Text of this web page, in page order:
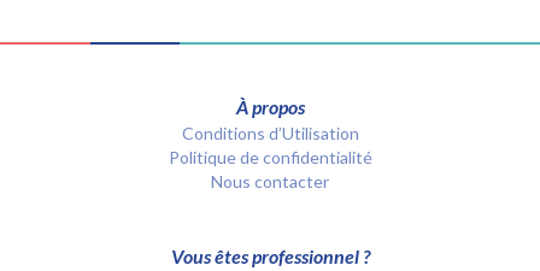
À propos
Conditions d’Utilisation
Politique de confidentialité
Nous contacter
Vous êtes professionnel ?